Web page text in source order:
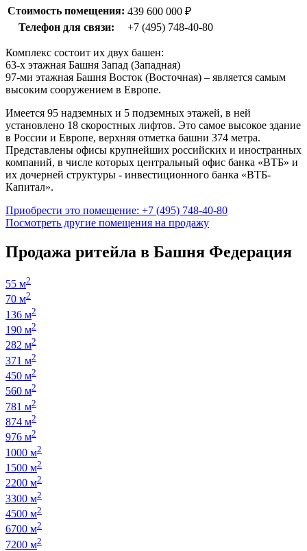
Стоимость помещения: 439 600 000 ₽
Телефон для связи:
+7 (495) 748-40-80
Комплекс состоит их двух башен:
63-х этажная Башня Запад (Западная)
97-ми этажная Башня Восток (Восточная) – является самым
высоким сооружением в Европе.
Имеется 95 надземных и 5 подземных этажей, в ней
установлено 18 скоростных лифтов. Это самое высокое здание
в России и Европе, верхняя отметка башни 374 метра.
Представлены офисы крупнейших российских и иностранных
компаний, в числе которых центральный офис банка «ВТБ» и
их дочерней структуры - инвестиционного банка «ВТБ-
Капитал».
Приобрести это помещение: +7 (495) 748-40-80
Посмотреть другие помещения на продажу
Продажа ритейла в Башня Федерация
55 м2
70 м2
136 м2
190 м2
282 м2
371 м2
450 м2
560 м2
781 м2
874 м2
976 м2
1000 м2
1500 м2
2200 м2
3300 м2
4500 м2
6700 м2
7200 м2